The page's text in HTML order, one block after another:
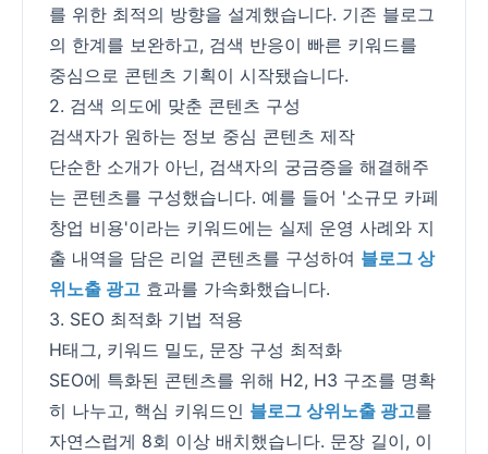
를 위한 최적의 방향을 설계했습니다. 기존 블로그
의 한계를 보완하고, 검색 반응이 빠른 키워드를
중심으로 콘텐츠 기획이 시작됐습니다.
2. 검색 의도에 맞춘 콘텐츠 구성
검색자가 원하는 정보 중심 콘텐츠 제작
단순한 소개가 아닌, 검색자의 궁금증을 해결해주
는 콘텐츠를 구성했습니다. 예를 들어 '소규모 카페
창업 비용'이라는 키워드에는 실제 운영 사례와 지
출 내역을 담은 리얼 콘텐츠를 구성하여 블로그 상
위노출 광고 효과를 가속화했습니다.
3. SEO 최적화 기법 적용
H태그, 키워드 밀도, 문장 구성 최적화
SEO에 특화된 콘텐츠를 위해 H2, H3 구조를 명확
히 나누고, 핵심 키워드인 블로그 상위노출 광고를
자연스럽게 8회 이상 배치했습니다. 문장 길이, 이